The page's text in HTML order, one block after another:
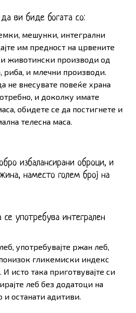
ви биде богата со:
мешунки, интегрални
им предност на црвените
и животински производи од
риба, и млечни производи.
не внесувате повеќе храна
и доколку имате
обидете се да постигнете и
телесна маса.
избалансирани оброци, и
наместо голем број на
употребува интегрален
употребувајте ржан леб,
гликемиски индекс
исто така приготвувајте си
леб без додатоци на
останати адитиви.